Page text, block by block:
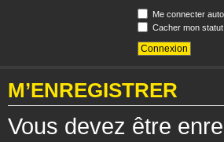
Me connecter
Cacher mon
M’ENREGISTRER
Vous devez être